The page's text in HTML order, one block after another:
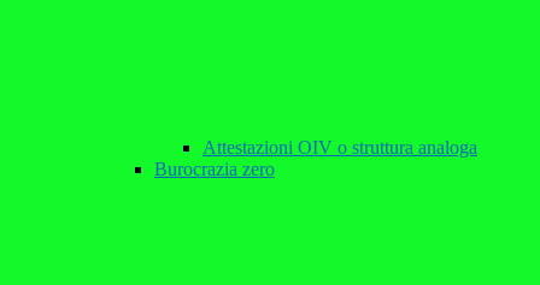
Attestazioni OIV o struttura analoga
Burocrazia zero